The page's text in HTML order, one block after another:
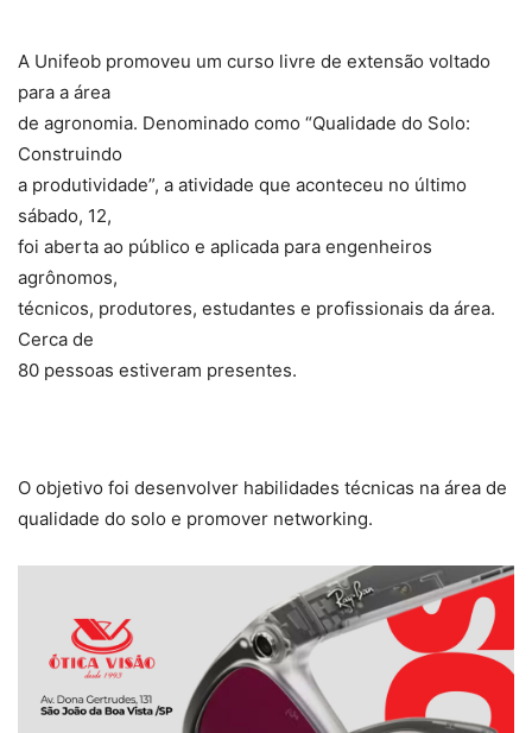
A Unifeob promoveu um curso livre de extensão voltado
para a área
de agronomia. Denominado como “Qualidade do Solo:
Construindo
a produtividade”, a atividade que aconteceu no último
sábado, 12,
foi aberta ao público e aplicada para engenheiros
agrônomos,
técnicos, produtores, estudantes e profissionais da área.
Cerca de
80 pessoas estiveram presentes.
O objetivo foi desenvolver habilidades técnicas na área de
qualidade do solo e promover networking.